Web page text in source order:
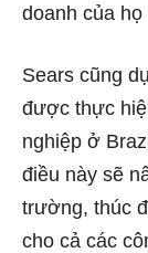
doanh của họ
Sears cũng
được thực
nghiệp ở
điều này sẽ
trường, thúc
cho cả các